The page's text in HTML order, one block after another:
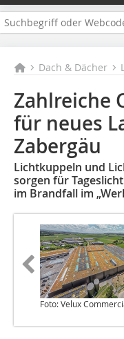
Dach & Dächer
Zahlreiche
für neues
Zabergäu
Lichtkuppeln und
sorgen für
im Brandfall im
Foto: Velux